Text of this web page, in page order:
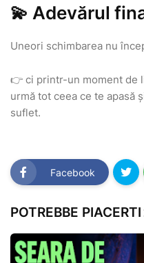
💫 Adevărul
Uneori schimbarea nu
👉 ci printr-un moment de
urmă tot ceea ce te apasă
suflet.
Facebook
POTREBBE PIACERTI